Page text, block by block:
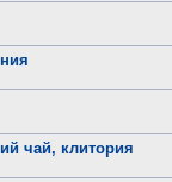
чай, клитория